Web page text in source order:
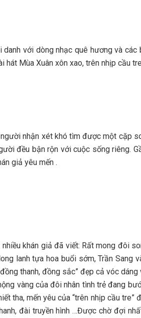
danh với dòng nhạc quê hương và
hát Mùa Xuân xôn xao, trên nhịp cầu
người nhận xét khó tìm được một cặp
đều bận rộn với cuộc sống riêng.
giả yêu mến .
nhiều khán giả đã viết: Rất mong đôi
lanh tựa hoa buổi sớm, Trần Sang
thanh, đồng sắc” đẹp cả vóc
vàng của đôi nhân tình trẻ đang
tha, mến yêu của “trên nhịp cầu tre”
đài truyền hình …Được chờ đợi